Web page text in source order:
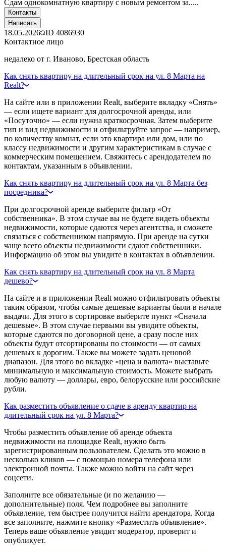
Сдам однокомнатную квартиру с новым ремонтом за.....
Контакты
Написать
18.05.2026 ID 4086930
Контактное лицо
недалеко от г. Иваново, Брестская область
Как снять квартиру на длительный срок на ул. 8 Марта на
Realt?
На сайте или в приложении Realt, выберите вкладку «Снять»
— если ищете вариант для долгосрочной аренды, или
«Посуточно» — если нужна краткосрочная. Затем выберите
тип и вид недвижимости и отфильтруйте запрос — например,
по количеству комнат, если это квартира или дом, или по
классу недвижимости и другим характеристикам в случае с
коммерческим помещением. Свяжитесь с арендодателем по
контактам, указанным в объявлении.
Как снять квартиру на длительный срок на ул. 8 Марта без
посредника?
При долгосрочной аренде выберите фильтр «От
собственника». В этом случае вы не будете видеть объекты
недвижимости, которые сдаются через агентства, и сможете
связаться с собственником напрямую. При аренде на сутки
чаще всего объекты недвижимости сдают собственники.
Информацию об этом вы увидите в контактах в объявлении.
Как снять квартиру на длительный срок на ул. 8 Марта
дешево?
На сайте и в приложении Realt можно отфильтровать объекты
таким образом, чтобы самые дешевые варианты были в начале
выдачи. Для этого в сортировке выберите пункт «Сначала
дешевые». В этом случае первыми вы увидите объекты,
которые сдаются по договорной цене, а сразу после них
объекты будут отсортированы по стоимости — от самых
дешевых к дорогим. Также вы можете задать ценовой
диапазон. Для этого во вкладке «цена и валюта» выставьте
минимальную и максимальную стоимость. Можете выбрать
любую валюту — доллары, евро, белорусские или российские
рубли.
Как разместить объявление о сдаче в аренду квартир на
длительный срок на ул. 8 Марта?
Чтобы разместить объявление об аренде объекта
недвижимости на площадке Realt, нужно быть
зарегистрированным пользователем. Сделать это можно в
несколько кликов — с помощью номера телефона или
электронной почты. Также можно войти на сайт через
соцсети.
Заполните все обязательные (и по желанию —
дополнительные) поля. Чем подробнее вы заполните
объявление, тем быстрее получится найти арендатора. Когда
все заполните, нажмите кнопку «Разместить объявление».
Теперь ваше объявление увидит модератор, проверит и
опубликует.